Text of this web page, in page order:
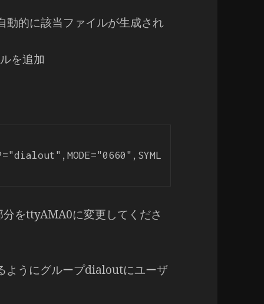
動的に該当ファイルが生成され
を追加
をttyAMA0に変更してくださ
ようにグループdialoutにユーザ